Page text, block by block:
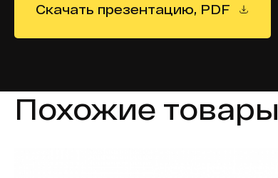
Скачать презентацию, PDF
Похожие товары